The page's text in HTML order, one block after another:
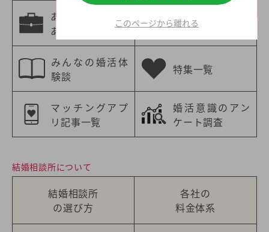
あなたの職業に
あった婚活情報
年収別の婚活情
報
みんなの婚活体
験談
特集一覧
マッチングアプ
リ記事一覧
婚活意識のアン
ケート調査
結婚相談所について
結婚相談所
の選び方
各社の
料金体系
このページから離れる